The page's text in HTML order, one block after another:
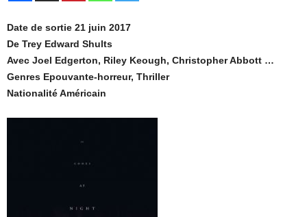
Date de sortie 21 juin 2017
De Trey Edward Shults
Avec Joel Edgerton, Riley Keough, Christopher Abbott …
Genres Epouvante-horreur, Thriller
Nationalité Américain